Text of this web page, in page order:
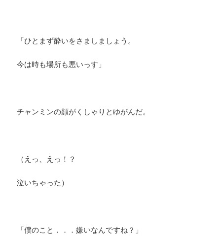
「ひとまず酔いをさましましょう。
今は時も場所も悪いっす」
チャンミンの顔がくしゃりとゆがんだ。
（えっ、えっ！？
泣いちゃった）
「僕のこと．．．嫌いなんですね？」